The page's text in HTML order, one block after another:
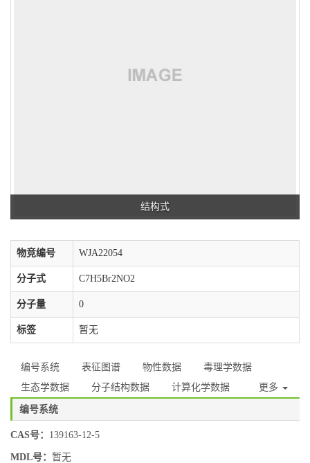
结构式
物竞编号 WJA22054
分子式 C7H5Br2NO2
分子量 0
标签 暂无
编号系统 表征图谱 物性数据
毒理学数据
生态学数据
分子结构数据 计算化学数据 更多
编号系统
CAS号： 139163-12-5
MDL号： 暂无